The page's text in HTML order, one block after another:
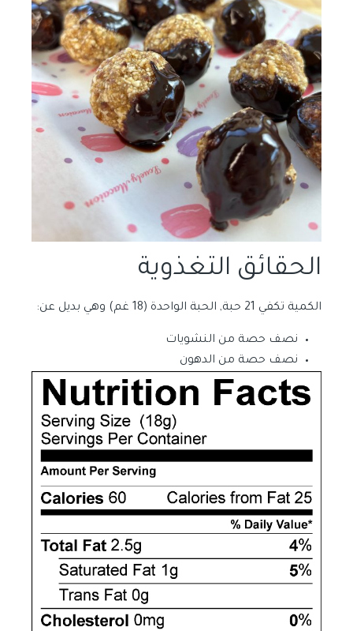
الحقائق التغذوية
الكمية تكفي 21 حبة, الحبة الواحدة (18 غم) وهي بديل عن:
نصف حصة من النشويات
نصف حصة من الدهون